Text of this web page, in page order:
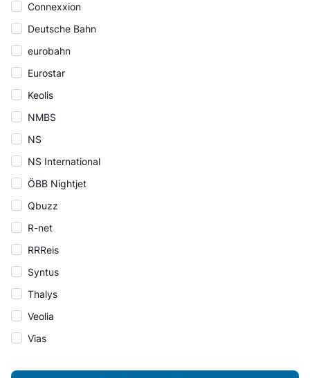
Connexxion
Deutsche Bahn
eurobahn
Eurostar
Keolis
NMBS
NS
NS International
ÖBB Nightjet
Qbuzz
R-net
RRReis
Syntus
Thalys
Veolia
Vias